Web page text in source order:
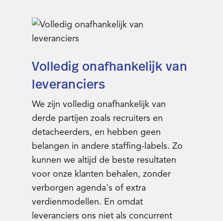
Volledig onafhankelijk van
leveranciers
We zijn volledig onafhankelijk van
derde partijen zoals recruiters en
detacheerders, en hebben geen
belangen in andere staffing-labels. Zo
kunnen we altijd de beste resultaten
voor onze klanten behalen, zonder
verborgen agenda's of extra
verdienmodellen. En omdat
leveranciers ons niet als concurrent